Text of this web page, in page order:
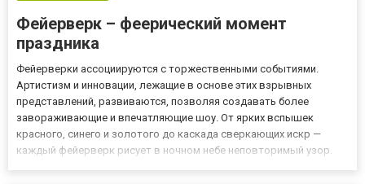
Фейерверк – феерический момент
праздника
Фейерверки ассоциируются с торжественными событиями.
Артистизм и инновации, лежащие в основе этих взрывных
представлений, развиваются, позволяя создавать более
завораживающие и впечатляющие шоу. От ярких вспышек
красного, синего и золотого до каскада сверкающих искр —
каждый фейерверк рисует в ночном небе неповторимый узор.